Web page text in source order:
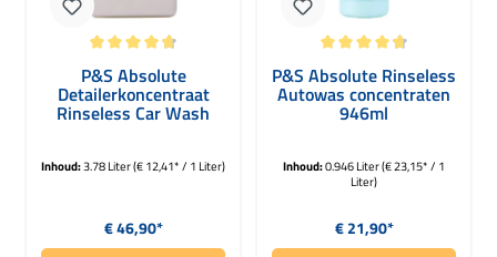
Gemiddelde waardering van 4.8 van 5 sterren
P&S Absolute
Detailerkoncentraat
Rinseless Car Wash
Inhoud:3.78 Liter(€ 12,41* / 1 Liter)
Normale prijs:
€ 46,90*
Gemiddelde waardering van 4.8
P&S Absolute Rinseless
Autowas concentraten
946ml
Inhoud:0.946 Liter(€ 23,15* / 1
Liter)
Normale prijs:
€ 21,90*